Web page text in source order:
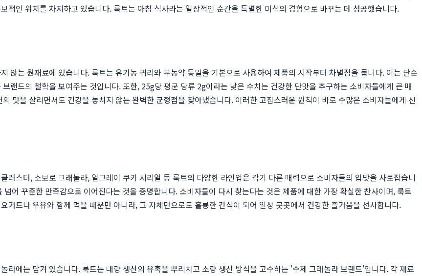
인 위치를 차지하고 있습니다. 룩트는 아침 식사라는 일상적인 순간을 특별한 미식의 경험으로 바꾸는 데 성공했습니다.
않는 원재료에 있습니다. 룩트는 유기농 귀리와 무농약 통밀을 기본으로 사용하여 제품의 시작부터 차별점을 둡니다. 이는 단순
랜드의 철학을 보여주는 것입니다. 또한, 25g당 평균 당류 2g이라는 낮은 수치는 건강한 단맛을 추구하는 소비자들에게 큰 매
맛을 살리면서도 건강을 놓치지 않는 완벽한 균형점을 찾아냈습니다. 이러한 고집스러운 원칙이 바로 수많은 소비자들에게 신
러스터, 소보로 그래놀라, 얼그레이 쿠키 시리얼 등 룩트의 다양한 라인업은 각기 다른 매력으로 소비자들의 입맛을 사로잡습니
어 꾸준한 만족감으로 이어진다는 것을 증명합니다. 소비자들이 다시 찾는다는 것은 제품에 대한 가장 확실한 찬사이며, 룩트
거트나 우유와 함께 먹을 때뿐만 아니라, 그 자체만으로도 훌륭한 간식이 되어 일상 곳곳에서 건강한 즐거움을 선사합니다.
라에는 담겨 있습니다. 룩트는 대량 생산의 유혹을 뿌리치고 소량 생산 방식을 고수하는 '수제 그래놀라 브랜드'입니다. 각 재료